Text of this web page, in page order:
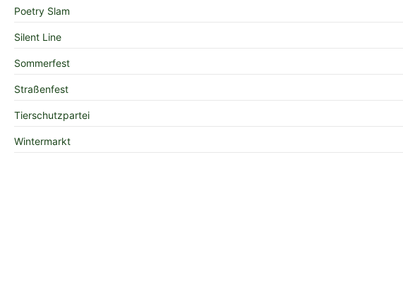
Poetry Slam
Silent Line
Sommerfest
Straßenfest
Tierschutzpartei
Wintermarkt